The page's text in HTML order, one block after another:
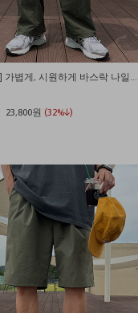
[BAGE.01] 가볍게, 시원하게 바스락 나일론 카고팬츠.
23,800원 (32%↓)